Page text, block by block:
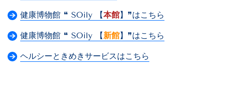
健康博物館 ❝ SOily 【本館】❞はこちら
健康博物館 ❝ SOily 【新館】❞はこちら
ヘルシーときめきサービスはこちら